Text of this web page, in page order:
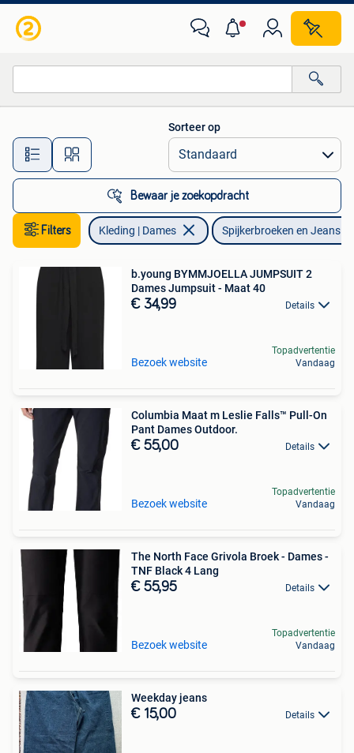
Alle afstanden…
Sorteer op
Bewaar je zoekopdracht
Filters Kleding | Dames Spijkerbroeken en Jeans
b.young BYMMJOELLA JUMPSUIT 2
Dames Jumpsuit - Maat 40
€ 34,99 Details
Bezoek website
Topadvertentie
Vandaag
Columbia Maat m Leslie Falls™ Pull-On
Pant Dames Outdoor.
€ 55,00 Details
Bezoek website
Topadvertentie
Vandaag
The North Face Grivola Broek - Dames -
TNF Black 4 Lang
€ 55,95 Details
Bezoek website
Topadvertentie
Vandaag
Weekday jeans
€ 15,00 Details